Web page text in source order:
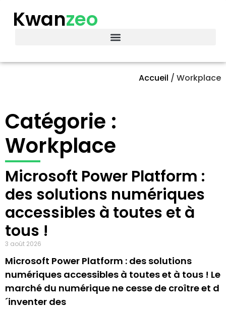
Kwanzeo
Accueil / Workplace
Catégorie :
Workplace
Microsoft Power Platform :
des solutions numériques
accessibles à toutes et à
tous !
3 août 2026
Microsoft Power Platform : des solutions
numériques accessibles à toutes et à tous ! Le
marché du numérique ne cesse de croître et d
´inventer des